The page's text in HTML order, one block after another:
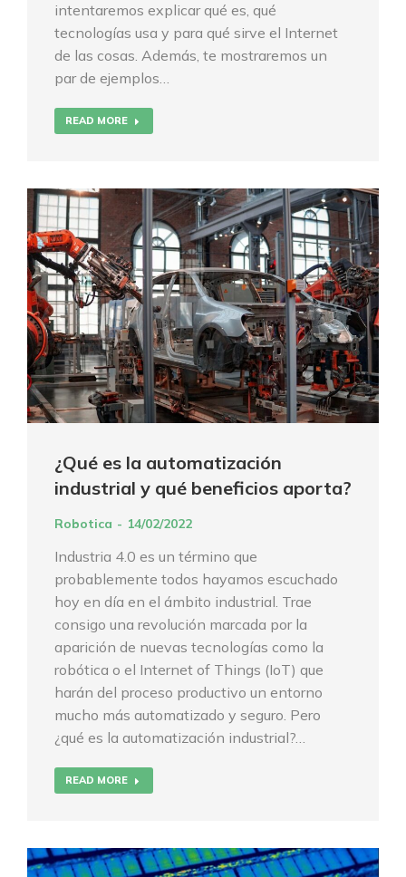
intentaremos explicar qué es, qué
tecnologías usa y para qué sirve el Internet
de las cosas. Además, te mostraremos un
par de ejemplos…
READ MORE
¿Qué es la automatización
industrial y qué beneficios aporta?
Robotica 14/02/2022
Industria 4.0 es un término que
probablemente todos hayamos escuchado
hoy en día en el ámbito industrial. Trae
consigo una revolución marcada por la
aparición de nuevas tecnologías como la
robótica o el Internet of Things (IoT) que
harán del proceso productivo un entorno
mucho más automatizado y seguro. Pero
¿qué es la automatización industrial?…
READ MORE